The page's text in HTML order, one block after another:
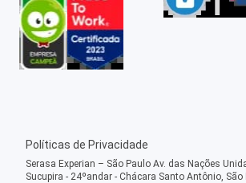
Políticas de Privacidade
Serasa Experian – São Paulo Av. das Nações
Sucupira - 24ºandar - Chácara Santo Antônio, São